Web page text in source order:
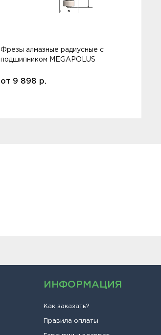
Фрезы алмазные радиусные с
подшипником MEGAPOLUS
от 9 898 р.
ИНФОРМАЦИЯ
Как заказать?
Правила оплаты